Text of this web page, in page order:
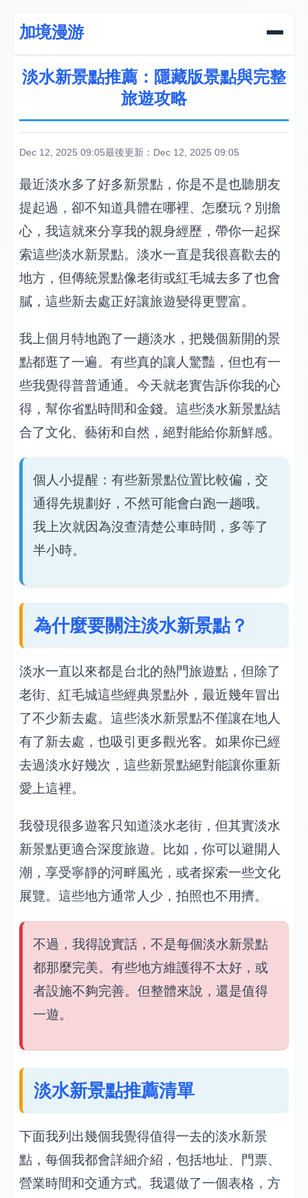
加境漫游
淡水新景點推薦：隱藏版景點與完整
旅遊攻略
Dec 12, 2025 09:05最後更新：Dec 12, 2025 09:05
最近淡水多了好多新景點，你是不是也聽朋友
提起過，卻不知道具體在哪裡、怎麼玩？別擔
心，我這就來分享我的親身經歷，帶你一起探
索這些淡水新景點。淡水一直是我很喜歡去的
地方，但傳統景點像老街或紅毛城去多了也會
膩，這些新去處正好讓旅遊變得更豐富。
我上個月特地跑了一趟淡水，把幾個新開的景
點都逛了一遍。有些真的讓人驚豔，但也有一
些我覺得普普通通。今天就老實告訴你我的心
得，幫你省點時間和金錢。這些淡水新景點結
合了文化、藝術和自然，絕對能給你新鮮感。
個人小提醒：有些新景點位置比較偏，交
通得先規劃好，不然可能會白跑一趟哦。
我上次就因為沒查清楚公車時間，多等了
半小時。
為什麼要關注淡水新景點？
淡水一直以來都是台北的熱門旅遊點，但除了
老街、紅毛城這些經典景點外，最近幾年冒出
了不少新去處。這些淡水新景點不僅讓在地人
有了新去處，也吸引更多觀光客。如果你已經
去過淡水好幾次，這些新景點絕對能讓你重新
愛上這裡。
我發現很多遊客只知道淡水老街，但其實淡水
新景點更適合深度旅遊。比如，你可以避開人
潮，享受寧靜的河畔風光，或者探索一些文化
展覽。這些地方通常人少，拍照也不用擠。
不過，我得說實話，不是每個淡水新景點
都那麼完美。有些地方維護得不太好，或
者設施不夠完善。但整體來說，還是值得
一遊。
淡水新景點推薦清單
下面我列出幾個我覺得值得一去的淡水新景
點，每個我都會詳細介紹，包括地址、門票、
營業時間和交通方式。我還做了一個表格，方